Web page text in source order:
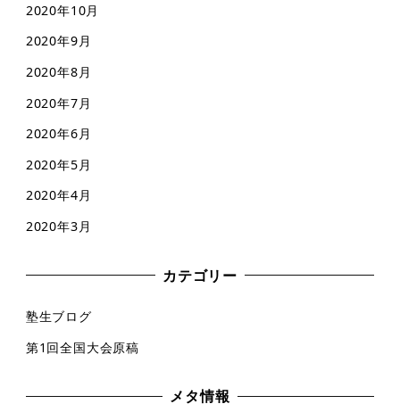
2020年10月
2020年9月
2020年8月
2020年7月
2020年6月
2020年5月
2020年4月
2020年3月
カテゴリー
塾生ブログ
第1回全国大会原稿
メタ情報